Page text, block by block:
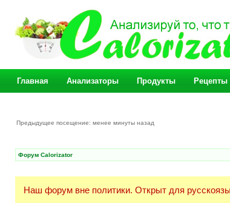
Главная Анализаторы Продукты Рецепты
Предыдущее посещение: менее минуты назад
Форум Calorizator
Наш форум вне политики. Открыт для